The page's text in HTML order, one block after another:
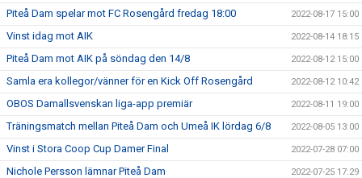
Piteå Dam spelar mot FC Rosengård fredag 18:00 2022-08-17 15:00
Vinst idag mot AIK 2022-08-14 18:15
Piteå Dam mot AIK på söndag den 14/8 2022-08-12 15:00
Samla era kollegor/vänner för en Kick Off Rosengård 2022-08-12 10:42
OBOS Damallsvenskan liga-app premiär 2022-08-11 19:00
Träningsmatch mellan Piteå Dam och Umeå IK lördag 6/8 2022-08-05 13:00
Vinst i Stora Coop Cup Damer Final 2022-07-28 07:00
Nichole Persson lämnar Piteå Dam 2022-07-25 17:29